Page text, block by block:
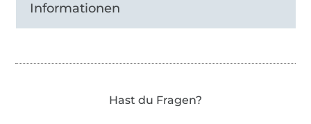
Informationen
Hast du Fragen?